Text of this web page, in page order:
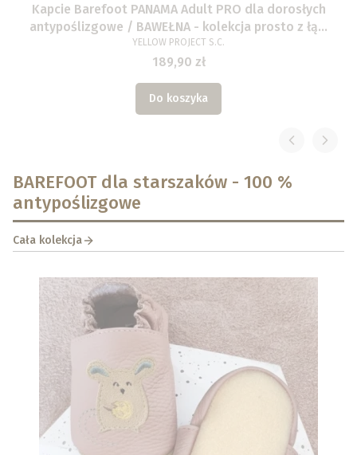
Kapcie Barefoot PANAMA Adult PRO dla dorosłych
antypoślizgowe / BAWEŁNA - kolekcja prosto z łąki
/ wybierz kolor dla siebie
YELLOW PROJECT S.C.
189,90 zł
Do koszyka
BAREFOOT dla starszaków - 100 %
antypoślizgowe
Cała kolekcja